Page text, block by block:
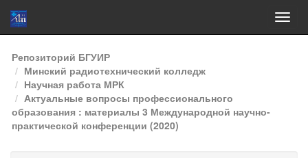
Skip
navigation
Репозиторий БГУИР
Минский радиотехнический колледж
Научная работа МРК
Актуальные вопросы профессионального
образования : материалы 3 Международной научно-
практической конференции (2020)